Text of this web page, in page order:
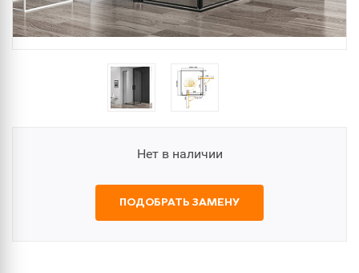
Нет в наличии
ПОДОБРАТЬ ЗАМЕНУ